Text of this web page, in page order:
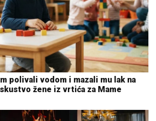
polivali vodom i mazali mu lak na
žene iz vrtića za Mame